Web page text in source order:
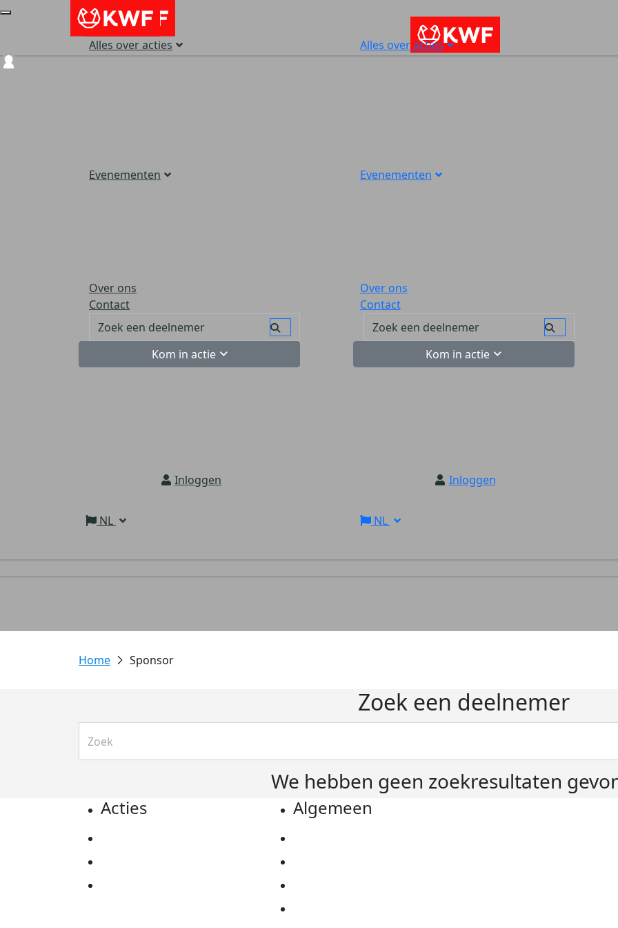
Alles over acties
Evenementen
Over ons
Contact
Kom in actie
Inloggen
NL
Alles over acties
Evenementen
Over ons
Contact
Kom in actie
Inloggen
NL
Sponsor
Zoek een deelnemer
We hebben geen zoekresultaten
Acties Algemeen